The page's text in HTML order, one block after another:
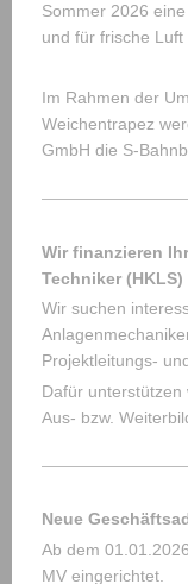
Sommer 2026
und für frische
Im Rahmen der
Weichentrapez
GmbH die S-
Wir finanzieren
Techniker (HKLS)
Wir suchen
Projektleitungs-
Dafür
Aus- bzw.
Neue
Ab dem
MV eingerichtet.